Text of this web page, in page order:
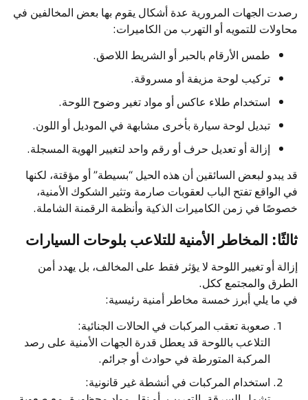
رصدت الجهات المرورية عدة أشكال يقوم بها بعض المخالفين في
محاولات للتمويه أو التهرب من الكاميرات:
طمس الأرقام بالحبر أو الشريط اللاصق.
تركيب لوحة مزيفة أو مسروقة.
استخدام طلاء عاكس أو مواد تغير وضوح اللوحة.
تبديل لوحة سيارة بأخرى مشابهة في الموديل أو اللون.
إزالة أو تعديل حرف أو رقم واحد لتغيير الهوية المسجلة.
قد يبدو لبعض السائقين أن هذه الحيل “بسيطة” أو مؤقتة، لكنها
في الواقع تفتح الباب لعقوبات صارمة وتثير الشكوك الأمنية،
خصوصًا في زمن الكاميرات الذكية وأنظمة الرقمنة الشاملة.
ثالثًا: المخاطر الأمنية للتلاعب بلوحات السيارات
إزالة أو تغيير اللوحة لا يؤثر فقط على المخالف، بل يهدد أمن
الطرق والمجتمع ككل.
في ما يلي أبرز خمسة مخاطر أمنية رئيسية:
صعوبة تعقب المركبات في الحالات الجنائية:
التلاعب باللوحة قد يعطل قدرة الجهات الأمنية على رصد
المركبة المتورطة في حوادث أو جرائم.
استخدام المركبات في أنشطة غير قانونية: